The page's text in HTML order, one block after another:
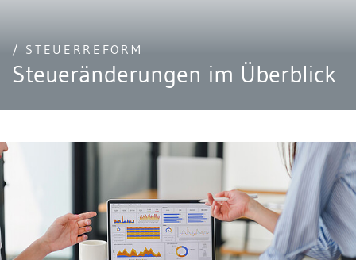
/ STEUERREFORM
Steueränderungen im Überblick